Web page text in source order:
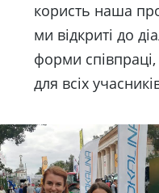
користь наша
ми відкриті до
форми
для всіх